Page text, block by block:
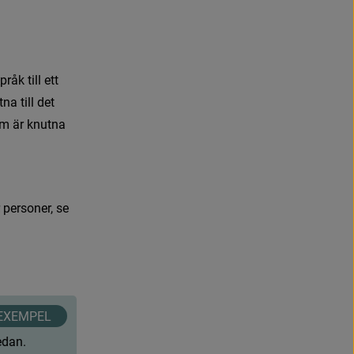
pråk till ett
tna till det
m är knutna
personer, se
dan.